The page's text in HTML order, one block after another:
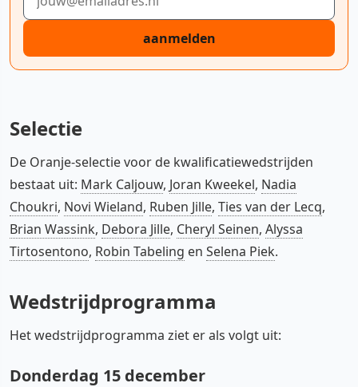
aanmelden
Selectie
De Oranje-selectie voor de kwalificatiewedstrijden
bestaat uit: Mark Caljouw, Joran Kweekel, Nadia
Choukri, Novi Wieland, Ruben Jille, Ties van der Lecq,
Brian Wassink, Debora Jille, Cheryl Seinen, Alyssa
Tirtosentono, Robin Tabeling en Selena Piek.
Wedstrijdprogramma
Het wedstrijdprogramma ziet er als volgt uit:
Donderdag 15 december